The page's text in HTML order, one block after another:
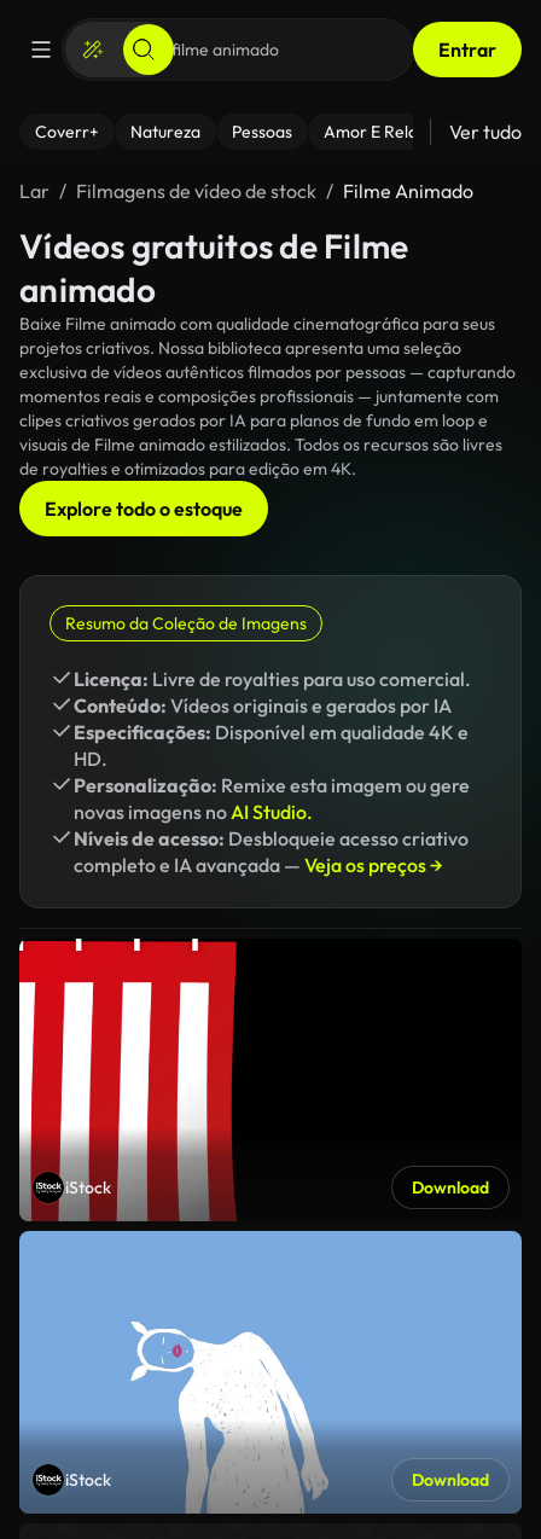
Entrar
Coverr+ Natureza Pessoas Amor E Relacionamentos
Ver tudo
Lar Filmagens de vídeo de stock Filme Animado
Vídeos gratuitos de Filme
animado
Baixe Filme animado com qualidade cinematográfica para seus
projetos criativos. Nossa biblioteca apresenta uma seleção
exclusiva de vídeos autênticos filmados por pessoas — capturando
momentos reais e composições profissionais — juntamente com
clipes criativos gerados por IA para planos de fundo em loop e
visuais de Filme animado estilizados. Todos os recursos são livres
de royalties e otimizados para edição em 4K.
Explore todo o estoque
Resumo da Coleção de Imagens
Licença: Livre de royalties para uso comercial.
Conteúdo: Vídeos originais e gerados por IA
Especificações: Disponível em qualidade 4K e
HD.
Personalização: Remixe esta imagem ou gere
novas imagens noAI Studio.
Níveis de acesso: Desbloqueie acesso criativo
completo e IA avançada — Veja os preços →
iStock Download
iStock Download